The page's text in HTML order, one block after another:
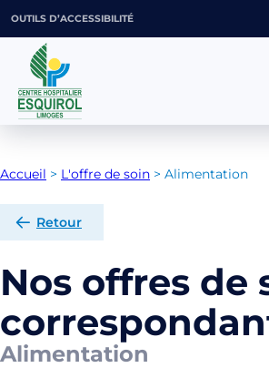
OUTILS D’ACCESSIBILITÉ
Accueil > L'offre de soin > Alimentation
Retour
Nos offres de
Alimentation